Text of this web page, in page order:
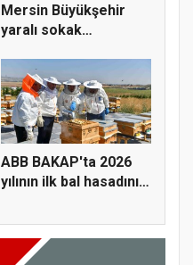
Mersin Büyükşehir
yaralı sokak
ABB BAKAP'ta 2026
yılının ilk bal hasadını